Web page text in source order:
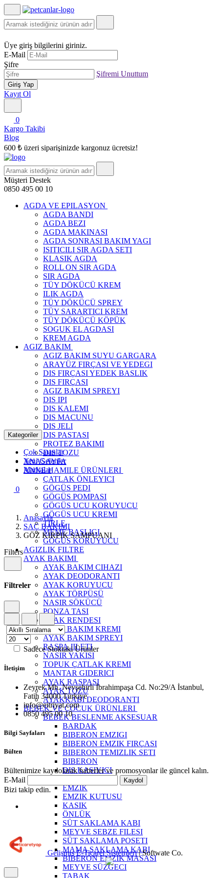
Üye giriş bilgilerini giriniz.
E-Mail
Şifre
Şifremi Unuttum
Giriş Yap
Kayıt Ol
0
Kargo Takibi
Blog
600 ₺ üzeri siparişinizde kargonuz ücretsiz!
Müşteri Destek
0850 495 00 10
AGDA VE EPILASYON
AGDA BANDI
AGDA BEZI
AGDA MAKINASI
AGDA SONRASI BAKIM YAGI
ISITICILI SIR AGDA SETI
KLASIK AGDA
ROLL ON SIR AGDA
SIR AGDA
TÜY DÖKÜCÜ KREM
ILIK AGDA
TÜY DÖKÜCÜ SPREY
TÜY SARARTICI KREM
TÜY DÖKÜCÜ KÖPÜK
SOGUK EL AGDASI
KREM AGDA
AGIZ BAKIM
AGIZ BAKIM SUYU GARGARA
ARAYÜZ FIRÇASI VE YEDEGI
DIS FIRÇASI YEDEK BASLIK
DIS FIRÇASI
AGIZ BAKIM SPREYI
DIS IPI
DIS KALEMI
DIS MACUNU
DIS JELI
DIS PASTASI
PROTEZ BAKIMI
DIS TOZU
ANASAYFA
ANNE HAMILE ÜRÜNLERI
ÇATLAK ÖNLEYICI
GÖGÜS PEDI
GÖGÜS POMPASI
GÖGÜS UCU KORUYUCU
GÖGÜS UCU KREMI
TIRLE
MEME BASLIGI
GÖGÜS KORUYUCU
AGIZLIK FILTRE
AYAK BAKIMI
AYAK BAKIM CIHAZI
AYAK DEODORANTI
AYAK KORUYUCU
AYAK TÖRPÜSÜ
NASIR SÖKÜCÜ
PONZA TASI
AYAK RENDESI
AYAK BAKIM KREMI
AYAK BAKIM SPREYI
RASPA JILETI
NASIR YAKISI
TOPUK ÇATLAK KREMI
MANTAR GIDERICI
AYAK RASPASI
AYAK TOZU
AYAKKABI DEODORANTI
BEBEK VE ÇOCUK ÜRÜNLERI
BEBEK BESLENME AKSESUAR
BARDAK
BIBERON EMZIGI
BIBERON EMZIK FIRÇASI
BIBERON TEMIZLIK SETI
BIBERON
DIS KASIYICI
EMZIK
EMZIK KUTUSU
KASIK
ÖNLÜK
SÜT SAKLAMA KABI
MEYVE SEBZE FILESI
SÜT SAKLAMA POSETI
MAMA SAKLAMA KABI
BIBERON EMZIK MASASI
MEYVE SÜZGECI
TABAK
Kategoriler
Çok Satanlar
Yeni Gelenler
Markalar
0
Anasayfa
SAÇ BAKIMI
GÖZ KIRPIK SAMPUANI
Filters
Filtreler
Sadece Stoktaki Ürünler
İletişim
Zeyrek Mh. Nevşehirli İbrahimpaşa Cd. No:29/A İstanbul,
Fatih 34000 Türkiye
info@eitriyat.com
0850 495 00 10
Bilgi Sayfaları
Bülten
Bültenimize kaydolarak haberler ve promosyonlar ile güncel kalın.
E-Mail
Kaydol
Bizi takip edin.
Gelişmiş E-Ticaret Sistemleri| Softwate Co.